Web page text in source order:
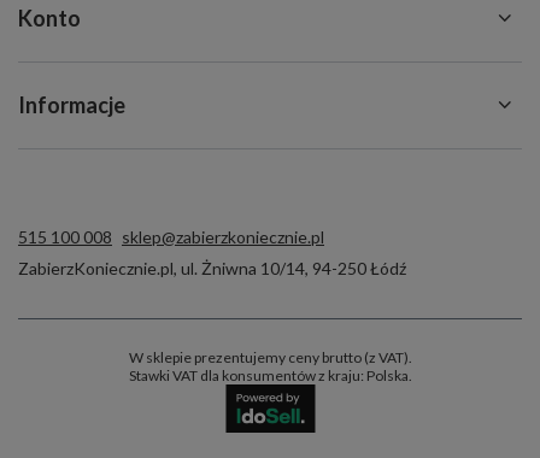
Konto
Informacje
515 100 008 sklep@zabierzkoniecznie.pl
ZabierzKoniecznie.pl, ul. Żniwna 10/14, 94-250Łódź
W sklepie prezentujemy ceny brutto (z VAT).
Stawki VAT dla konsumentów z kraju: Polska